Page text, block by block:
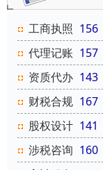
工商执照 156
代理记账 157
资质代办 143
财税合规 167
股权设计 141
涉税咨询 160